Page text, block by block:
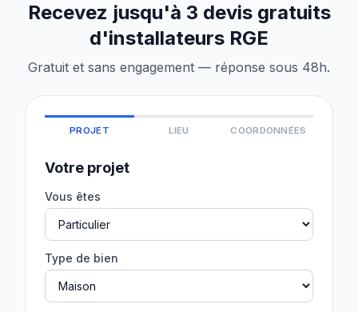
Recevez jusqu'à 3 devis gratuits
d'installateurs RGE
Gratuit et sans engagement — réponse sous 48h.
PROJET LIEU COORDONNÉES
Votre projet
Vous êtes
Type de bien